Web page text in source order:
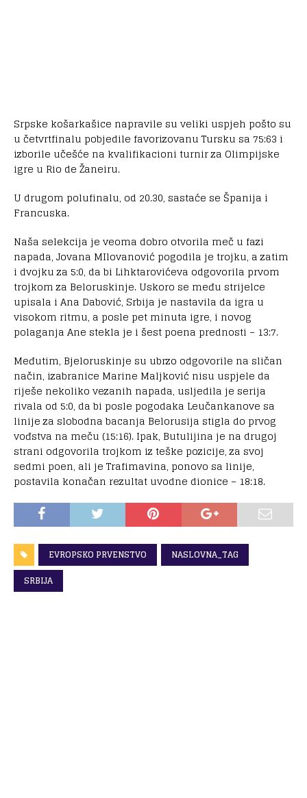
Srpske košarkašice napravile su veliki uspjeh pošto su
u četvrtfinalu pobjedile favorizovanu Tursku sa 75:63 i
izborile učešće na kvalifikacioni turnir za Olimpijske
igre u Rio de Žaneiru.
U drugom polufinalu, od 20.30, sastaće se Španija i
Francuska.
Naša selekcija je veoma dobro otvorila meč u fazi
napada, Jovana MIlovanović pogodila je trojku, a zatim
i dvojku za 5:0, da bi Lihktarovićeva odgovorila prvom
trojkom za Beloruskinje. Uskoro se među strijelce
upisala i Ana Dabović, Srbija je nastavila da igra u
visokom ritmu, a posle pet minuta igre, i novog
polaganja Ane stekla je i šest poena prednosti – 13:7.
Međutim, Bjeloruskinje su ubrzo odgovorile na sličan
način, izabranice Marine Maljković nisu uspjele da
riješe nekoliko vezanih napada, usljedila je serija
rivala od 5:0, da bi posle pogodaka Leučankanove sa
linije za slobodna bacanja Belorusija stigla do prvog
vođstva na meču (15:16). Ipak, Butulijina je na drugoj
strani odgovorila trojkom iz teške pozicije, za svoj
sedmi poen, ali je Trafimavina, ponovo sa linije,
postavila konačan rezultat uvodne dionice – 18:18.
EVROPSKO PRVENSTVO
NASLOVNA_TAG
SRBIJA